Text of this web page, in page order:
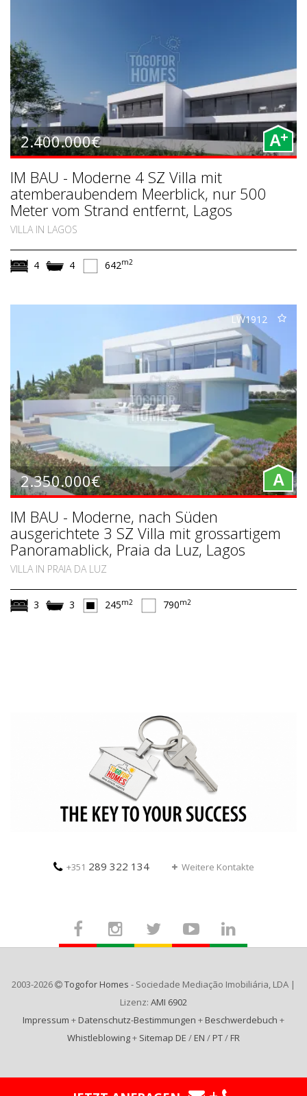
2.400.000€ A+
IM BAU - Moderne 4 SZ Villa mit
atemberaubendem Meerblick, nur 500
Meter vom Strand entfernt, Lagos
VILLA IN LAGOS
4 4 642m2
LW1912
2.350.000€ A
IM BAU - Moderne, nach Süden
ausgerichtete 3 SZ Villa mit grossartigem
Panoramablick, Praia da Luz, Lagos
VILLA IN PRAIA DA LUZ
3 3 245m2 790m2
+351 289 322 134 Weitere Kontakte
2003-2026 Togofor Homes - Sociedade Mediação Imobiliária, LDA |
Lizenz: AMI 6902
Impressum + Datenschutz-Bestimmungen + Beschwerdebuch +
Whistleblowing+ Sitemap DE / EN / PT/ FR